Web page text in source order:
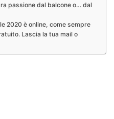
passione dal balcone o… dal
2020 è online, come sempre
Lascia la tua mail o